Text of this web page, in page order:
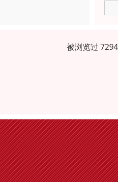
被浏览过